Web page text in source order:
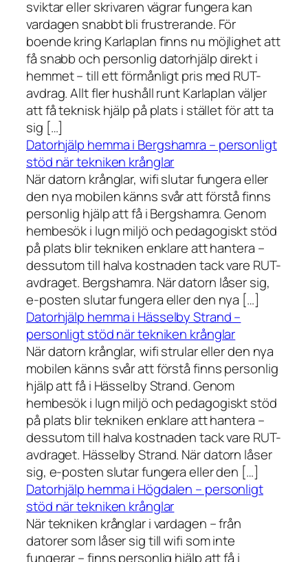
sviktar eller skrivaren vägrar fungera kan
vardagen snabbt bli frustrerande. För
boende kring Karlaplan finns nu möjlighet att
få snabb och personlig datorhjälp direkt i
hemmet – till ett förmånligt pris med RUT-
avdrag. Allt fler hushåll runt Karlaplan väljer
att få teknisk hjälp på plats i stället för att ta
sig […]
Datorhjälp hemma i Bergshamra – personligt
stöd när tekniken krånglar
När datorn krånglar, wifi slutar fungera eller
den nya mobilen känns svår att förstå finns
personlig hjälp att få i Bergshamra. Genom
hembesök i lugn miljö och pedagogiskt stöd
på plats blir tekniken enklare att hantera –
dessutom till halva kostnaden tack vare RUT-
avdraget. Bergshamra. När datorn låser sig,
e-posten slutar fungera eller den nya […]
Datorhjälp hemma i Hässelby Strand –
personligt stöd när tekniken krånglar
När datorn krånglar, wifi strular eller den nya
mobilen känns svår att förstå finns personlig
hjälp att få i Hässelby Strand. Genom
hembesök i lugn miljö och pedagogiskt stöd
på plats blir tekniken enklare att hantera –
dessutom till halva kostnaden tack vare RUT-
avdraget. Hässelby Strand. När datorn låser
sig, e-posten slutar fungera eller den […]
Datorhjälp hemma i Högdalen – personligt
stöd när tekniken krånglar
När tekniken krånglar i vardagen – från
datorer som låser sig till wifi som inte
fungerar – finns personlig hjälp att få i